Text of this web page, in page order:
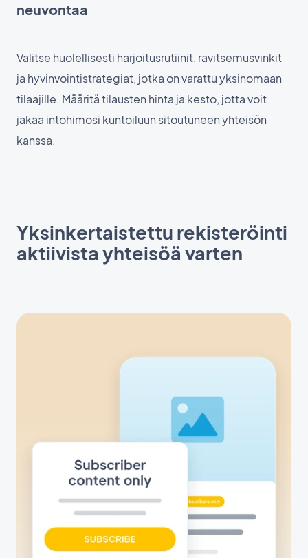
neuvontaa
Valitse huolellisesti harjoitusrutiinit, ravitsemusvinkit
ja hyvinvointistrategiat, jotka on varattu yksinomaan
tilaajille. Määritä tilausten hinta ja kesto, jotta voit
jakaa intohimosi kuntoiluun sitoutuneen yhteisön
kanssa.
Yksinkertaistettu rekisteröinti
aktiivista yhteisöä varten